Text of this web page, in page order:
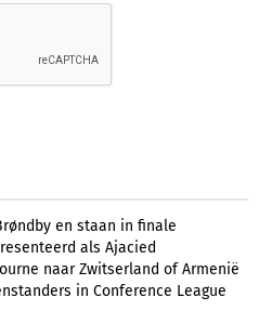
en staan in finale
als Ajacied
naar Zwitserland of Armenië
in Conference League